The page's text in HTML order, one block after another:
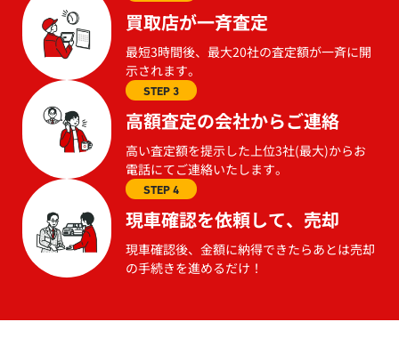
買取店が一斉査定
最短3時間後、最大20社の査定額が一斉に開
示されます。
STEP 3
高額査定の会社からご連絡
高い査定額を提示した上位3社(最大)からお
電話にてご連絡いたします。
STEP 4
現車確認を依頼して、売却
現車確認後、金額に納得できたらあとは売却
の手続きを進めるだけ！